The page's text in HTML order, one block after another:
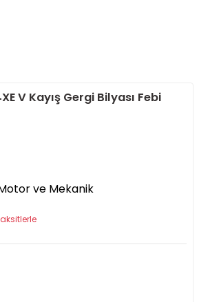
V Kayış Gergi Bilyası Febi
ve Mekanik